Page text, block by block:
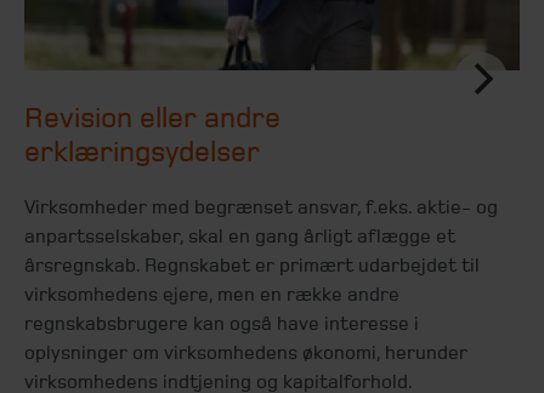
Revision eller andre
erklæringsydelser
Virksomheder med begrænset ansvar, f.eks. aktie- og
anpartsselskaber, skal en gang årligt aflægge et
årsregnskab. Regnskabet er primært udarbejdet til
virksomhedens ejere, men en række andre
regnskabsbrugere kan også have interesse i
oplysninger om virksomhedens økonomi, herunder
virksomhedens indtjening og kapitalforhold.